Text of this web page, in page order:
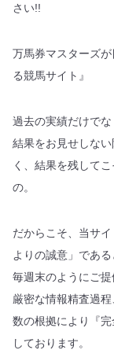
さい!!
万馬券マスターズ
る競馬サイト』
過去の実績だけで
結果をお見せしな
く、結果を残して
の。
だからこそ、当サ
よりの誠意」であ
毎週末のようにご提
厳密な情報精査過
数の根拠により『完
しております。